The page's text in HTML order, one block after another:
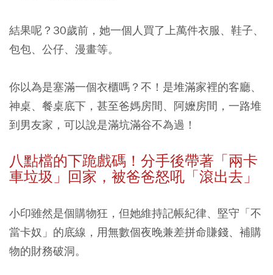
結果呢？30歲前，她一個人買了上萬件衣服、鞋子、
包包、公仔、漫畫等。
你以為是塞滿一個衣櫃嗎？不！是堆滿家裡的客廳、
神桌、餐桌底下，甚至爸媽房間、阿嬤房間，一路堆
到男友家，可以說是滿坑滿谷不為過！
八點檔的下跪戲碼！分手後帶著「兩卡
車垃圾」回家，被爸爸怒吼「滾出去」
小印雖然是個購物狂，但她維持記帳紀律、堅守「不
當卡奴」的底線，用無數個夜晚兼差拼命賺錢、補購
物的財務破洞。